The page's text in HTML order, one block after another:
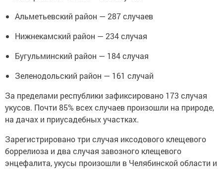
Альметьевский район — 287 случаев
Нижнекамский район — 234 случая
Бугульминский район — 184 случая
Зеленодольский район — 161 случай
За пределами республики зафиксировано 173 случая
укусов. Почти 85% всех случаев произошли на природе,
на дачах и приусадебных участках.
Зарегистрировано три случая иксодового клещевого
боррелиоза и два случая завозного клещевого
энцефалита, укусы произошли в Челябинской области и